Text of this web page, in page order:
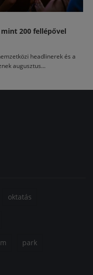
200 fellépővel
headlinerek és a
augusztus...
oktatás
park